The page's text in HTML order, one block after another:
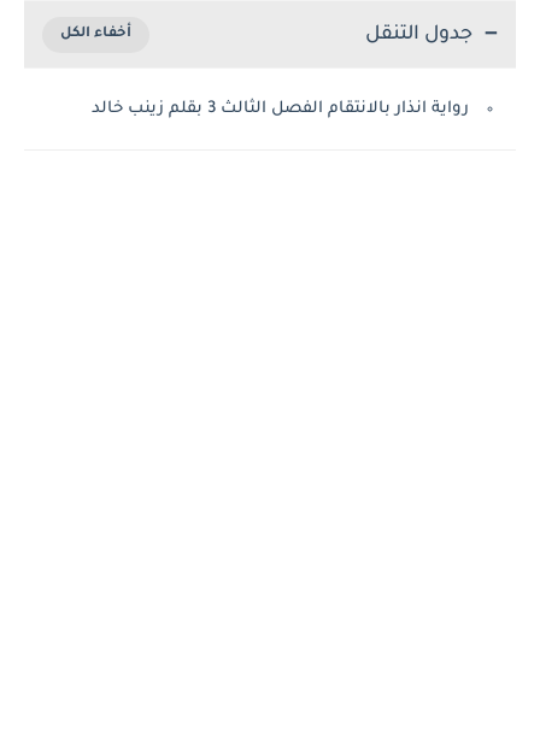
جدول التنقل
رواية انذار بالانتقام الفصل الثالث 3 بقلم زينب خالد